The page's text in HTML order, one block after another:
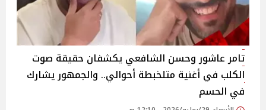
تامر عاشور وحسن الشافعي يكشفان حقيقة صوت
الكلب في أغنية متلخبطة أحوالي.. والجمهور يشارك
في الحسم